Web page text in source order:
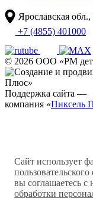
Ярославская
+7 (4855) 401000
© 2026 ООО «РМ
Поддержка сайта —
компания «Пиксель
Сайт использует
вы соглашаетесь
обработки